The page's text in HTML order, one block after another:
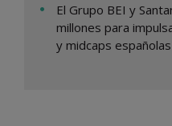
El Grupo BEI y
millones para
y midcaps españolas